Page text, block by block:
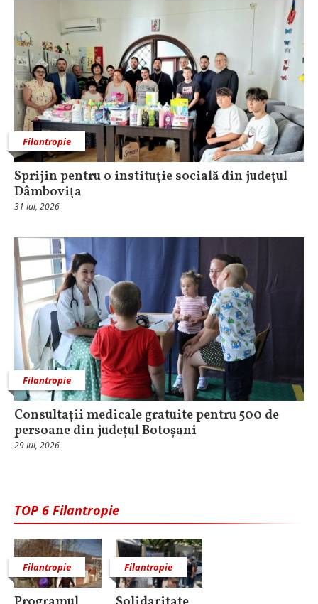
Filantropie
Sprijin pentru o instituţie socială din judeţul
Dâmboviţa
31 Iul, 2026
Filantropie
Consultații medicale gratuite pentru 500 de
persoane din județul Botoșani
29 Iul, 2026
TOP 6 Filantropie
Filantropie Filantropie